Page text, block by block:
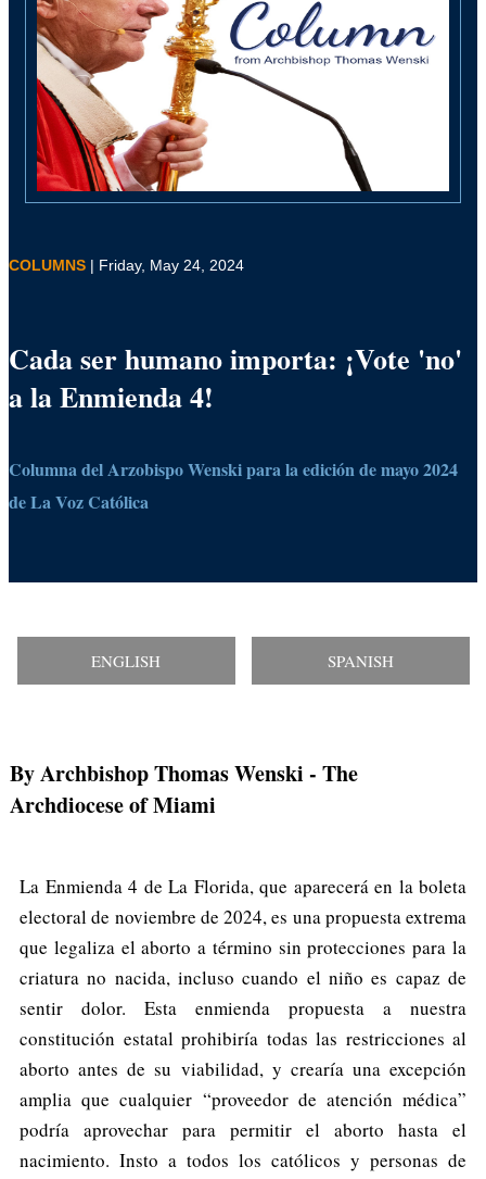
COLUMNS | Friday, May 24, 2024
Cada ser humano importa: ¡Vote 'no'
a la Enmienda 4!
Columna del Arzobispo Wenski para la edición de mayo 2024
de La Voz Católica
ENGLISH SPANISH
By Archbishop Thomas Wenski - The
Archdiocese of Miami
La Enmienda 4 de La Florida, que aparecerá en la boleta
electoral de noviembre de 2024, es una propuesta extrema
que legaliza el aborto a término sin protecciones para la
criatura no nacida, incluso cuando el niño es capaz de
sentir dolor. Esta enmienda propuesta a nuestra
constitución estatal prohibiría todas las restricciones al
aborto antes de su viabilidad, y crearía una excepción
amplia que cualquier “proveedor de atención médica”
podría aprovechar para permitir el aborto hasta el
nacimiento. Insto a todos los católicos y personas de